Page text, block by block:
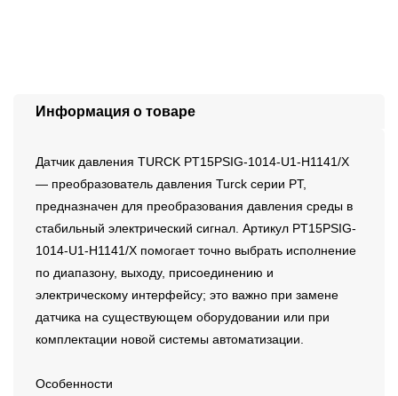
Информация о товаре
Датчик давления TURCK PT15PSIG-1014-U1-H1141/X
— преобразователь давления Turck серии PT,
предназначен для преобразования давления среды в
стабильный электрический сигнал. Артикул PT15PSIG-
1014-U1-H1141/X помогает точно выбрать исполнение
по диапазону, выходу, присоединению и
электрическому интерфейсу; это важно при замене
датчика на существующем оборудовании или при
комплектации новой системы автоматизации.
Особенности